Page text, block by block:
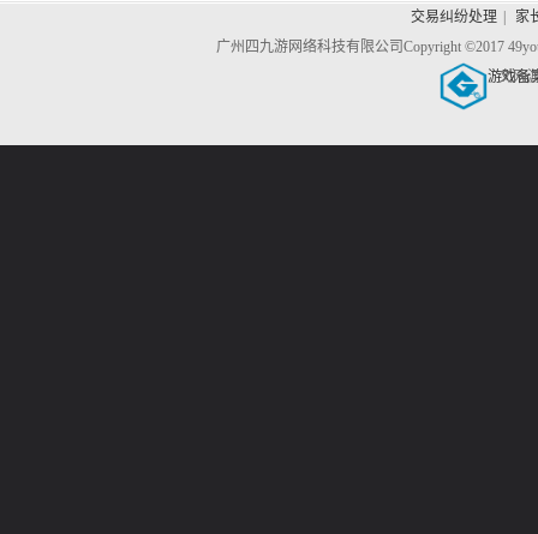
交易纠纷处理
家
广州四九游网络科技有限公司 Copyright ©2017
游戏备
文网